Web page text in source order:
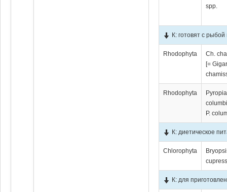
spp.
К: готовят с
Rhodophyta
Ch.
[=
Rhodophyta
Pyropia
P.
К: диетическое
Chlorophyta
К: для